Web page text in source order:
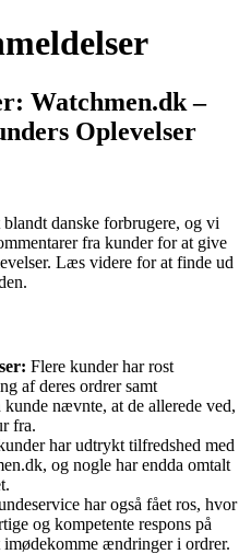
Watchmen.dk –
Oplevelser
danske forbrugere, og vi
fra kunder for at give
Læs videre for at finde ud
Flere kunder har rost
af deres ordrer samt
nævnte, at de allerede ved,
fra.
har udtrykt tilfredshed med
og nogle har endda omtalt
har også fået ros, hvor
og kompetente respons på
imødekomme ændringer i ordrer.